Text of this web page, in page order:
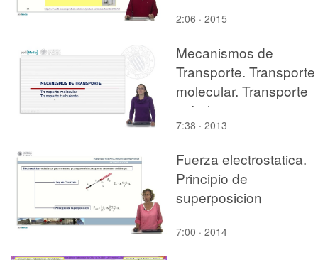
2:06 · 2015
Mecanismos de
Transporte. Transporte
molecular. Transporte
turbulento
7:38 · 2013
Fuerza electrostatica.
Principio de
superposicion
7:00 · 2014